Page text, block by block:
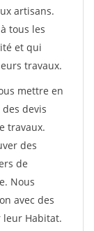
artisans.
tous les
et qui
travaux.
mettre en
devis
travaux.
des
de
Nous
avec des
Habitat.